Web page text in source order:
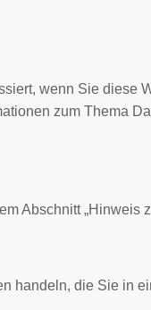
wenn Sie diese
zum Thema
Abschnitt „Hinweis
handeln, die Sie in